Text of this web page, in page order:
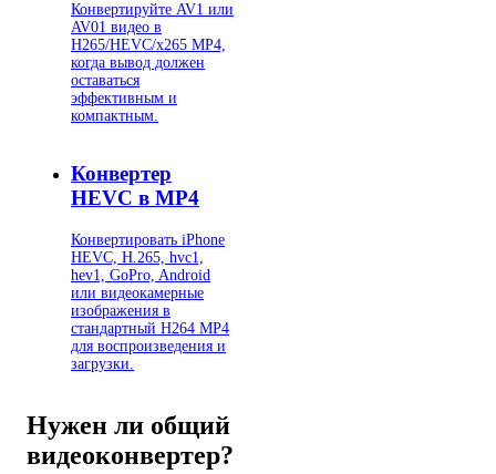
Конвертируйте AV1 или
AV01 видео в
H265/HEVC/x265 MP4,
когда вывод должен
оставаться
эффективным и
компактным.
Конвертер
HEVC в MP4
Конвертировать iPhone
HEVC, H.265, hvc1,
hev1, GoPro, Android
или видеокамерные
изображения в
стандартный H264 MP4
для воспроизведения и
загрузки.
Нужен ли общий
видеоконвертер?